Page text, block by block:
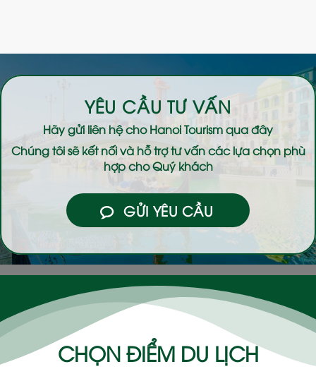
YÊU CẦU TƯ VẤN
Hãy gửi liên hệ choHanoi Tourismqua đây
Chúng tôi sẽ kết nối và hỗ trợ tư vấn các lựa chọn phù
hợp cho Quý khách
GỬI YÊU CẦU
CHỌN ĐIỂM DU LỊCH